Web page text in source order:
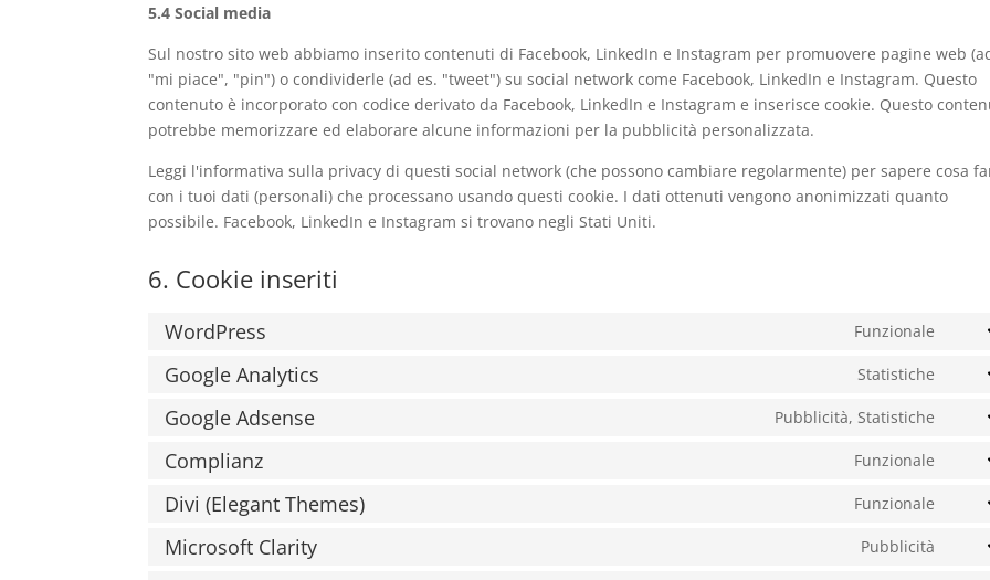
5.4 Social media
Sul nostro sito web abbiamo inserito contenuti di Facebook, LinkedIn e Instagram per promuovere pagine web
"mi piace", "pin") o condividerle (ad es. "tweet") su social network come Facebook, LinkedIn e Instagram. Questo
contenuto è incorporato con codice derivato da Facebook, LinkedIn e Instagram e inserisce cookie. Questo
potrebbe memorizzare ed elaborare alcune informazioni per la pubblicità personalizzata.
Leggi l'informativa sulla privacy di questi social network (che possono cambiare regolarmente) per sapere cosa
con i tuoi dati (personali) che processano usando questi cookie. I dati ottenuti vengono anonimizzati quanto
possibile. Facebook, LinkedIn e Instagram si trovano negli Stati Uniti.
6. Cookie inseriti
WordPress Funzionale
Google Analytics Statistiche
Google Adsense Pubblicità, Statistiche
Complianz Funzionale
Divi (Elegant Themes) Funzionale
Microsoft Clarity Pubblicità